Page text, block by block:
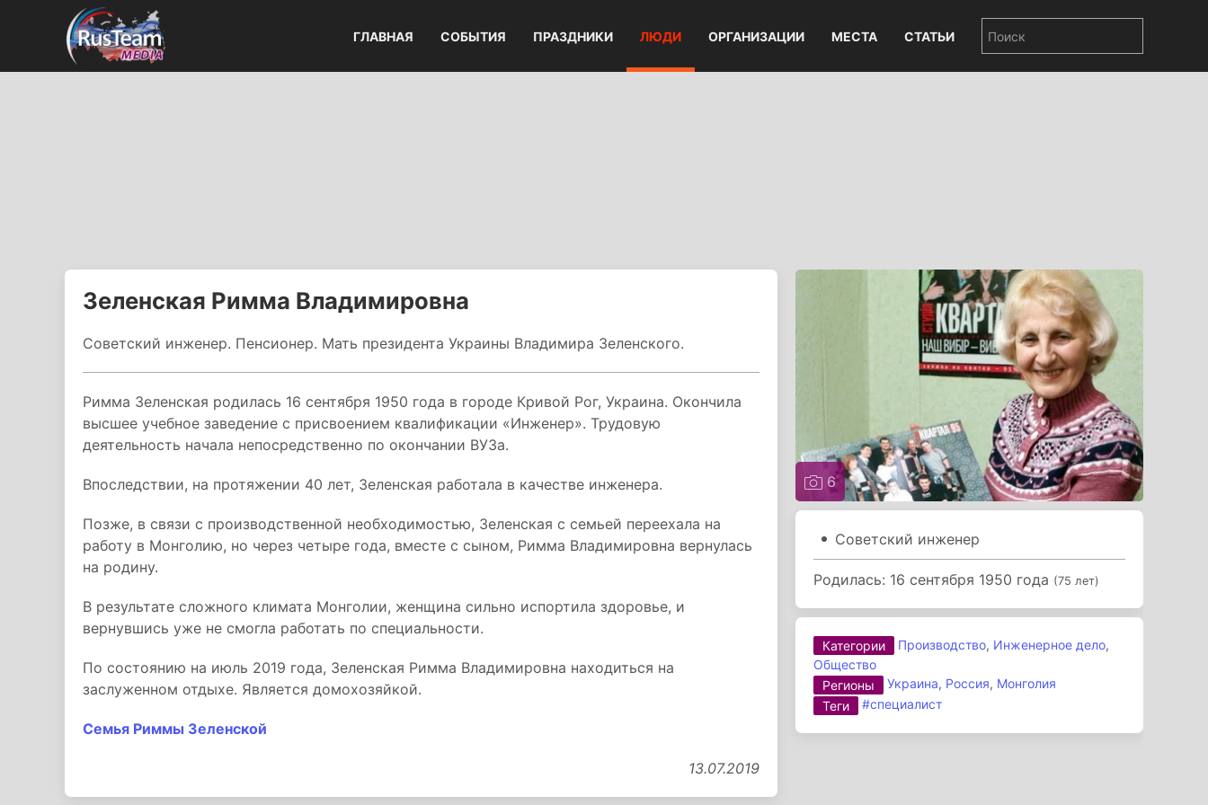
ГЛАВНАЯ СОБЫТИЯ ПРАЗДНИКИ ЛЮДИ ОРГАНИЗАЦИИ МЕСТА СТАТЬИ
Зеленская Римма Владимировна
Советский инженер. Пенсионер. Мать президента Украины Владимира Зеленского.
Римма Зеленская родилась 16 сентября 1950 года в городе Кривой Рог, Украина. Окончила
высшее учебное заведение с присвоением квалификации «Инженер». Трудовую
деятельность начала непосредственно по окончании ВУЗа.
Впоследствии, на протяжении 40 лет, Зеленская работала в качестве инженера.
Позже, в связи с производственной необходимостью, Зеленская с семьей переехала на
работу в Монголию, но через четыре года, вместе с сыном, Римма Владимировна вернулась
на родину.
В результате сложного климата Монголии, женщина сильно испортила здоровье, и
вернувшись уже не смогла работать по специальности.
По состоянию на июль 2019 года, Зеленская Римма Владимировна находиться на
заслуженном отдыхе. Является домохозяйкой.
Семья Риммы Зеленской
13.07.2019
6
Советский инженер
Родилась: 16 сентября 1950 года (75 лет)
Категории Производство, Инженерное дело,
Общество
Регионы
Украина, Россия, Монголия
Теги
#специалист